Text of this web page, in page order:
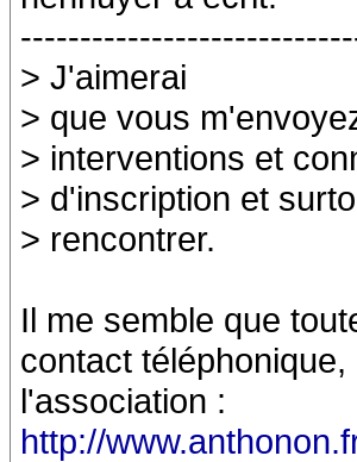
> J'aimerai
> que vous
> interventions et
> d'inscription et
> rencontrer.
Il me semble que
contact
l'association :
http://